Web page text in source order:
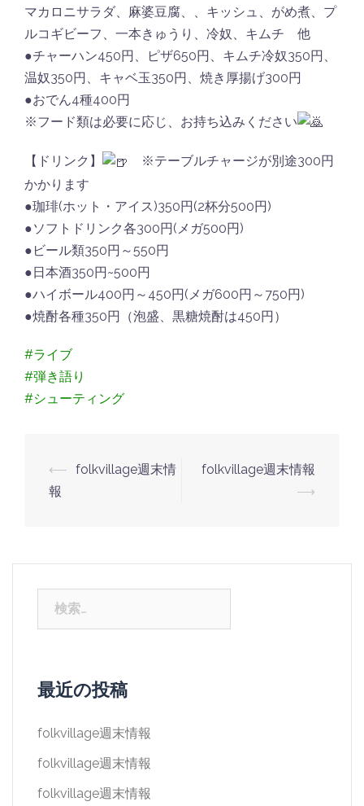
マカロニサラダ、麻婆豆腐、、キッシュ、がめ煮、プ
ルコギビーフ、一本きゅうり、冷奴、キムチ 他
●チャーハン450円、ピザ650円、キムチ冷奴350円、
温奴350円、キャベ玉350円、焼き厚揚げ300円
●おでん4種400円
※フード類は必要に応じ、お持ち込みください
【ドリンク】
※テーブルチャージが別途300円
かかります
●珈琲(ホット・アイス)350円(2杯分500円)
●ソフトドリンク各300円(メガ500円)
●ビール類350円～550円
●日本酒350円~500円
●ハイボール400円～450円(メガ600円～750円)
●焼酎各種350円（泡盛、黒糖焼酎は450円）
#ライブ
#弾き語り
#シューティング
投
稿
ゲ
ー
シ
⟵ folkvillage週末情
報
folkvillage週末情報
⟶
最近の投稿
folkvillage週末情報
folkvillage週末情報
folkvillage週末情報